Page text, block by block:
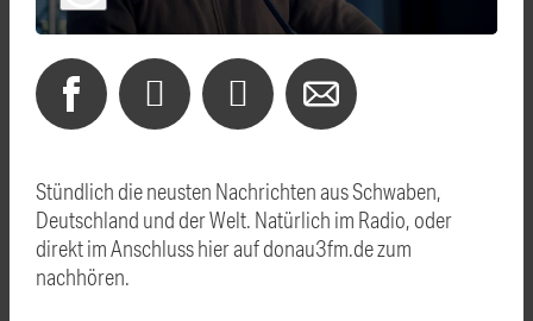
Stündlich die neusten Nachrichten aus Schwaben,
Deutschland und der Welt. Natürlich im Radio, oder
direkt im Anschluss hier auf donau3fm.de zum
nachhören.